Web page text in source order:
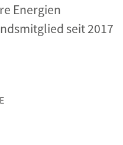
Energien
seit 2017